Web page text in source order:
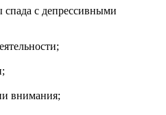
с депрессивными
внимания;